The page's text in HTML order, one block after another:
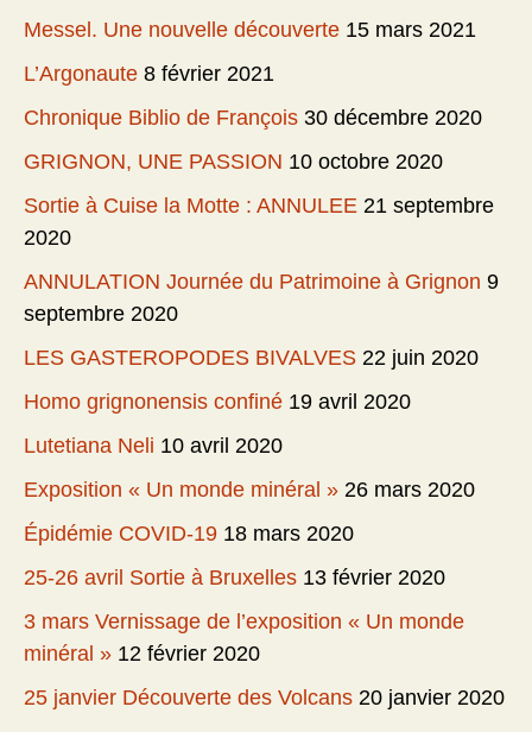
Messel. Une nouvelle découverte 15 mars 2021
L’Argonaute 8 février 2021
Chronique Biblio de François 30 décembre 2020
GRIGNON, UNE PASSION 10 octobre 2020
Sortie à Cuise la Motte : ANNULEE 21 septembre
2020
ANNULATION Journée du Patrimoine à Grignon 9
septembre 2020
LES GASTEROPODES BIVALVES 22 juin 2020
Homo grignonensis confiné 19 avril 2020
Lutetiana Neli 10 avril 2020
Exposition « Un monde minéral » 26 mars 2020
Épidémie COVID-19 18 mars 2020
25-26 avril Sortie à Bruxelles 13 février 2020
3 mars Vernissage de l’exposition « Un monde
minéral » 12 février 2020
25 janvier Découverte des Volcans 20 janvier 2020